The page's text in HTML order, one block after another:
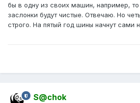
бы в одну из своих машин, например,
заслонки будут чистые. Отвечаю. Но
строго. На пятый год шины начнут сами
S@chok